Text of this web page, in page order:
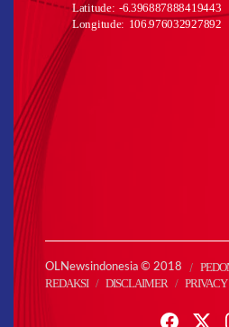
Latitude: -6.396887888419443
Longitude: 106.976032927892
OLNewsindonesia © 2018
REDAKSI
DISCLAIMER